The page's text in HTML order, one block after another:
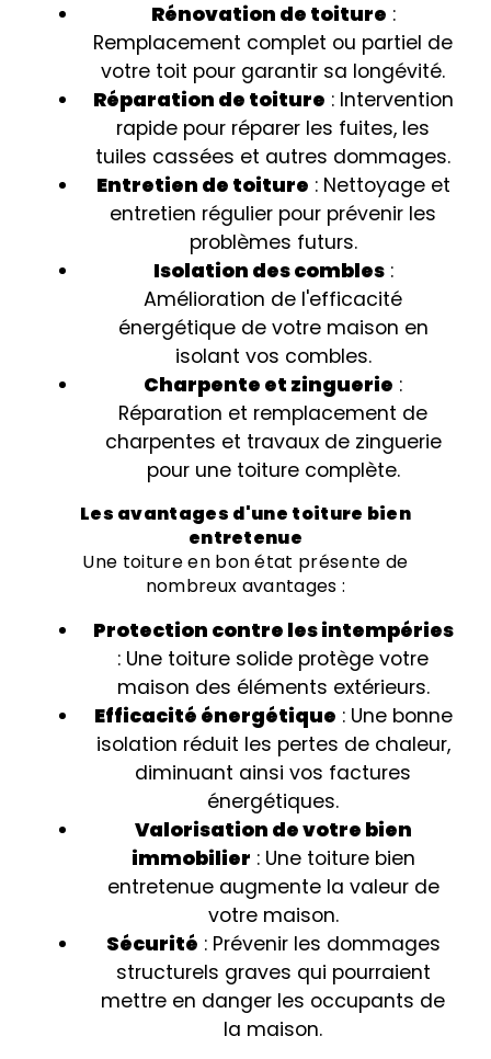
Rénovation de toiture :
Remplacement complet ou partiel de
votre toit pour garantir sa longévité.
Réparation de toiture : Intervention
rapide pour réparer les fuites, les
tuiles cassées et autres dommages.
Entretien de toiture : Nettoyage et
entretien régulier pour prévenir les
problèmes futurs.
Isolation des combles:
Amélioration de l'efficacité
énergétique de votre maison en
isolant vos combles.
Charpente et zinguerie :
Réparation et remplacement de
charpentes et travaux de zinguerie
pour une toiture complète.
Les avantages d'une toiture bien
entretenue
Une toiture en bon état présente de
nombreux avantages :
Protection contre les intempéries
: Une toiture solide protège votre
maison des éléments extérieurs.
Efficacité énergétique : Une bonne
isolation réduit les pertes de chaleur,
diminuant ainsi vos factures
énergétiques.
Valorisation de votre bien
immobilier : Une toiture bien
entretenue augmente la valeur de
votre maison.
Sécurité : Prévenir les dommages
structurels graves qui pourraient
mettre en danger les occupants de
la maison.